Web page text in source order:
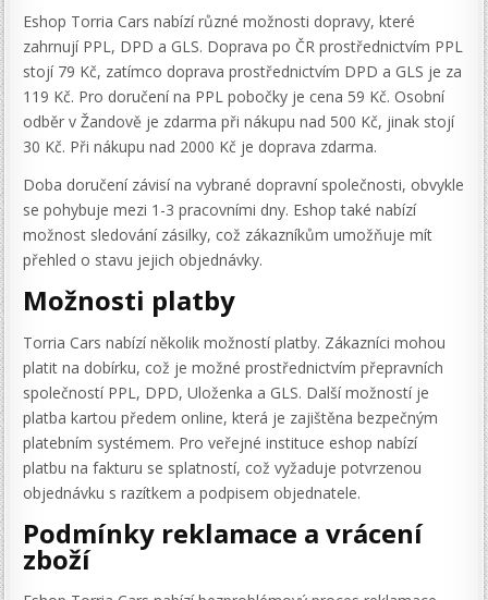
Eshop Torria Cars nabízí různé možnosti dopravy, které
zahrnují PPL, DPD a GLS. Doprava po ČR prostřednictvím PPL
stojí 79 Kč, zatímco doprava prostřednictvím DPD a GLS je za
119 Kč. Pro doručení na PPL pobočky je cena 59 Kč. Osobní
odběr v Žandově je zdarma při nákupu nad 500 Kč, jinak stojí
30 Kč. Při nákupu nad 2000 Kč je doprava zdarma.
Doba doručení závisí na vybrané dopravní společnosti, obvykle
se pohybuje mezi 1-3 pracovními dny. Eshop také nabízí
možnost sledování zásilky, což zákazníkům umožňuje mít
přehled o stavu jejich objednávky.
Možnosti platby
Torria Cars nabízí několik možností platby. Zákazníci mohou
platit na dobírku, což je možné prostřednictvím přepravních
společností PPL, DPD, Uloženka a GLS. Další možností je
platba kartou předem online, která je zajištěna bezpečným
platebním systémem. Pro veřejné instituce eshop nabízí
platbu na fakturu se splatností, což vyžaduje potvrzenou
objednávku s razítkem a podpisem objednatele.
Podmínky reklamace a vrácení
zboží